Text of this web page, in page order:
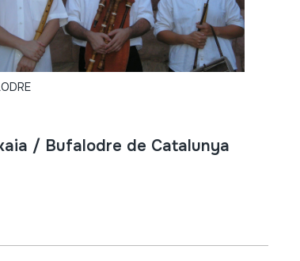
/ Bufalodre de Catalunya